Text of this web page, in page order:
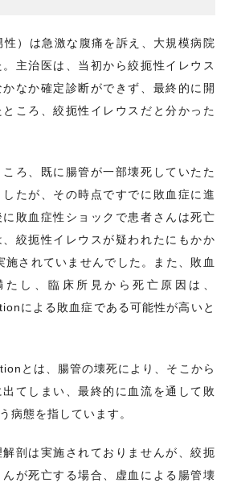
）は急激な腹痛を訴え、大規模病院
主治医は、当初から絞扼性イレウス
なか確定診断ができず、最終的に開
ころ、絞扼性イレウスだと分かった
ろ、既に腸管が一部壊死していたた
たが、その時点ですでに敗血症に進
敗血症性ショックで患者さんは死亡
絞扼性イレウスが疑われたにもかか
施されていませんでした。また、敗血
し、臨床所見から死亡原因は、
による敗血症である可能性が高いと
とは、腸管の壊死により、そこから
てしまい、最終的に血流を通して敗
病態を指しています。
剖は実施されておりませんが、絞扼
が死亡する場合、虚血による腸管壊